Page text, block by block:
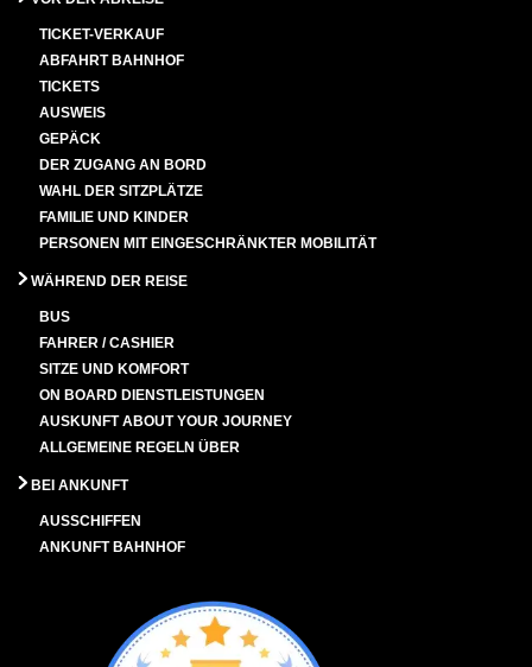
TICKET-VERKAUF
ABFAHRT BAHNHOF
TICKETS
AUSWEIS
GEPÄCK
DER ZUGANG AN BORD
WAHL DER SITZPLÄTZE
FAMILIE UND KINDER
PERSONEN MIT EINGESCHRÄNKTER MOBILITÄT
WÄHREND DER REISE
BUS
FAHRER / CASHIER
SITZE UND KOMFORT
ON BOARD DIENSTLEISTUNGEN
AUSKUNFT ABOUT YOUR JOURNEY
ALLGEMEINE REGELN ÜBER
BEI ANKUNFT
AUSSCHIFFEN
ANKUNFT BAHNHOF